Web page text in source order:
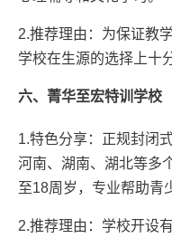
2.推荐理由：为保证教
学校在生源的选择上十
六、菁华至宏特训学校
1.特色分享：正规封闭
河南、湖南、湖北等多
至18周岁，专业帮助青
2.推荐理由：学校开设